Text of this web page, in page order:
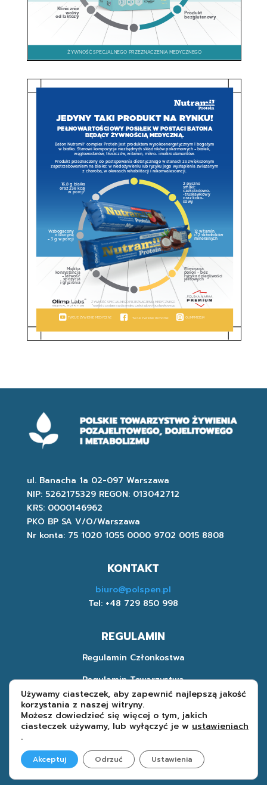
ul. Banacha 1a 02-097 Warszawa
NIP: 5262175329 REGON: 013042712
KRS: 0000146962
PKO BP SA V/O/Warszawa
Nr konta: 75 1020 1055 0000 9702 0015 8808
KONTAKT
biuro@polspen.pl
Tel: +48 729 850 998
REGULAMIN
Regulamin Członkostwa
Regulamin Towarzystwa
Polityka Prywatności
POLSPEN | 2022
Używamy ciasteczek, aby zapewnić najlepszą jakość
korzystania z naszej witryny.
Możesz dowiedzieć się więcej o tym, jakich
ciasteczek używamy, lub wyłączyć je w ustawieniach
.
Akceptuj Odrzuć Ustawienia